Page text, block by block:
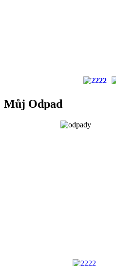
Můj Odpad